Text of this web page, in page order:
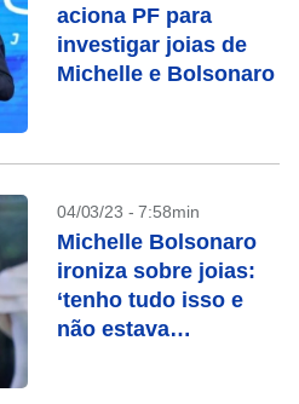
aciona PF para
investigar joias de
Michelle e Bolsonaro
04/03/23 - 7:58min
Michelle Bolsonaro
ironiza sobre joias:
‘tenho tudo isso e
não estava